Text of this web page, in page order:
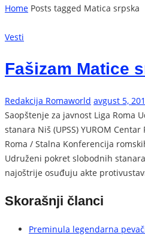
Home Posts tagged Matica srpska
Vesti
Fašizam Matice
Redakcija Romaworld avgust 5,
Saopštenje za javnost Liga Roma
stanara Niš (UPSS) YUROM
Roma / Stalna Konferencija
Udruženi pokret slobodnih
najoštrije osuđuju akte
Skorašnji članci
Preminula legendarna